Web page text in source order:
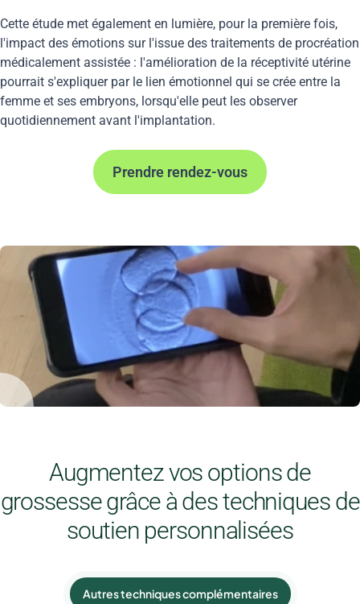
Cette étude met également en lumière, pour la première fois,
l'impact des émotions sur l'issue des traitements de procréation
médicalement assistée : l'amélioration de la réceptivité utérine
pourrait s'expliquer par le lien émotionnel qui se crée entre la
femme et ses embryons, lorsqu'elle peut les observer
quotidiennement avant l'implantation.
Prendre rendez-vous
Augmentez vos options de
grossesse grâce à des techniques de
soutien personnalisées
Autres techniques complémentaires